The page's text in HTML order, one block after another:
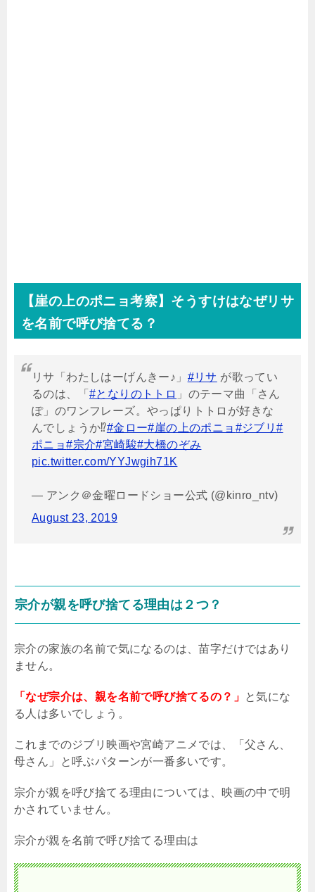
【崖の上のポニョ考察】そうすけはなぜリサ
を名前で呼び捨てる？
リサ「わたしはーげんきー♪」 #リサ が歌ってい
るのは、「 #となりのトトロ 」のテーマ曲「さん
ぽ」のワンフレーズ。やっぱりトトロが好きな
んでしょうか⁉️#金ロー#崖の上のポニョ #ジブリ#
ポニョ#宗介#宮崎駿#大橋のぞみ
pic.twitter.com/YYJwgih71K
— アンク＠金曜ロードショー公式 (@kinro_ntv)
August 23, 2019
宗介が親を呼び捨てる理由は２つ？
宗介の家族の名前で気になるのは、苗字だけではあり
ません。
「なぜ宗介は、親を名前で呼び捨てるの？」 と気にな
る人は多いでしょう。
これまでのジブリ映画や宮崎アニメでは、「父さん、
母さん」と呼ぶパターンが一番多いです。
宗介が親を呼び捨てる理由については、映画の中で明
かされていません。
宗介が親を名前で呼び捨てる理由は